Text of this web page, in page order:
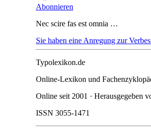
Abonnieren
Nec scire fas est omnia …
Sie haben eine Anregung zur
Typolexikon.de
Online-Lexikon und
Online seit 2001 · Herausgegeben
ISSN 3055-1471